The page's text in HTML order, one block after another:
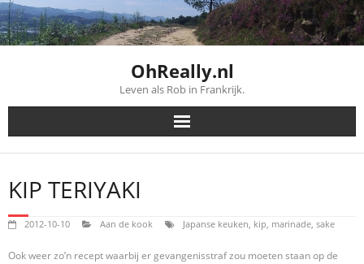
Skip
to
content
OhReally.nl
Leven als Rob in Frankrijk.
KIP TERIYAKI
2012-10-10 Aan de kook Japanse keuken, kip, marinade, sake
Ook weer zo’n recept waarbij er gevangenisstraf zou moeten staan op de